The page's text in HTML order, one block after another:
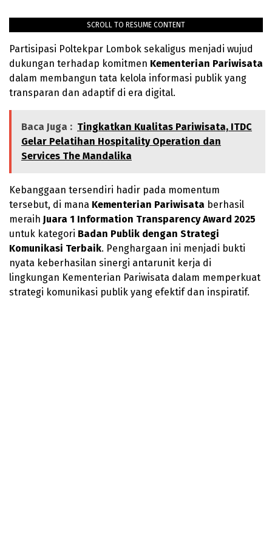
SCROLL TO RESUME CONTENT
Partisipasi Poltekpar Lombok sekaligus menjadi wujud
dukungan terhadap komitmen Kementerian Pariwisata
dalam membangun tata kelola informasi publik yang
transparan dan adaptif di era digital.
Baca Juga : Tingkatkan Kualitas Pariwisata, ITDC
Gelar Pelatihan Hospitality Operation dan
Services The Mandalika
Kebanggaan tersendiri hadir pada momentum
tersebut, di mana Kementerian Pariwisata berhasil
meraih Juara 1 Information Transparency Award 2025
untuk kategori Badan Publik dengan Strategi
Komunikasi Terbaik. Penghargaan ini menjadi bukti
nyata keberhasilan sinergi antarunit kerja di
lingkungan Kementerian Pariwisata dalam memperkuat
strategi komunikasi publik yang efektif dan inspiratif.